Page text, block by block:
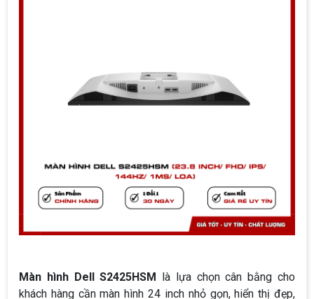
Màn hình Dell S2425HSM
là lựa chọn cân bằng cho
khách hàng cần màn hình 24 inch nhỏ gọn, hiển thị đẹp,